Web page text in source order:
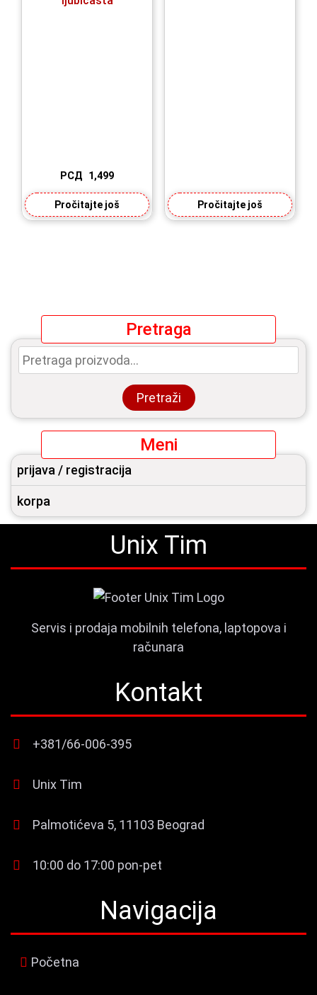
РСД 1,499
Pročitajte još Pročitajte još
Pretraga
Pretraga
za:
Pretraži
Meni
prijava / registracija
korpa
Unix Tim
Servis i prodaja mobilnih telefona, laptopova i
računara
Kontakt
+381/66-006-395
Unix Tim
Palmotićeva 5, 11103 Beograd
10:00 do 17:00 pon-pet
Navigacija
Početna